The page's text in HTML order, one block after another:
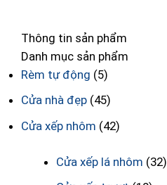
Thông tin sản phẩm
Danh mục sản phẩm
Rèm tự động (5)
Cửa nhà đẹp (45)
Cửa xếp nhôm (42)
Cửa xếp lá nhôm (32)